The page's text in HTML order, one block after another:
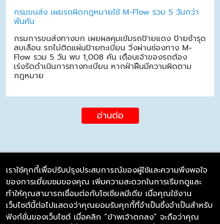
กรมขนส่ง เผยรถผิดกฎหมายใช้ M-Flow รวม 5 วันกว่า
พันคัน
กรมการขนส่งทางบก เผยผลคุมเข้มรถป้ายแดง ป้ายชำรุด
ลบเลือน รถไม่ติดแผ่นป้ายทะเบียน วิ่งผ่านช่องทาง M-
Flow รวม 5 วัน พบ 1,008 คัน เตือนเจ้าของรถต้อง
เร่งรัดดำเนินการทางทะเบียน หากฝ่าฝืนมีความผิดตาม
กฎหมาย
อ่านต่อ
บริษัท ซิมลิงค์ จำกัด
98/226 Bangrakyai-Baanmai Road,
Bangyai, Nonthaburi 11140
เราใช้คุกกี้เพื่อปรับปรุงประสบการณ์ของผู้ใช้และความพึงพอใจ
ของการเยี่ยมชมของคุณ เพิ่มความสะดวกในการเรียกดูและ
ทำให้คุณสามารถเชื่อมต่อกับโซเชียลมีเดีย เมื่อคุณใช้งาน
เว็บไซต์นี้ต่อไปแสดงว่าคุณยอมรับคุกกี้ที่จำเป็นซึ่งจำเป็นสำหรับ
ฟังก์ชั่นของเว็บไซต์ เมื่อคลิก “ข้าพเจ้าตกลง” จะถือว่าคุณ